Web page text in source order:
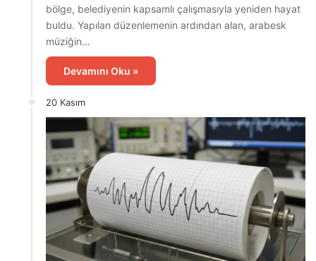
bölge, belediyenin kapsamlı çalışmasıyla yeniden hayat
buldu. Yapılan düzenlemenin ardından alan, arabesk
müziğin…
Devamını Oku »
20 Kasım